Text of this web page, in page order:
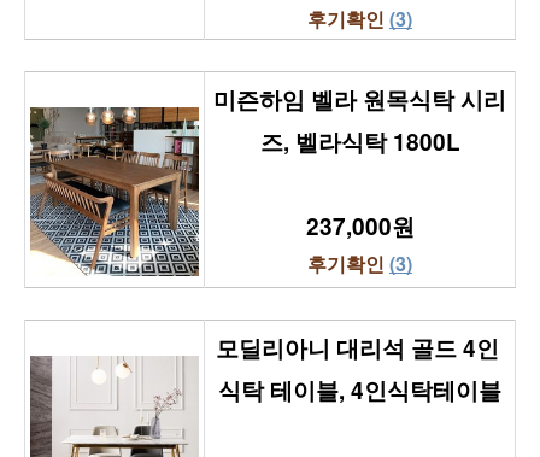
후기확인 (3)
미즌하임 벨라 원목식탁 시리
즈, 벨라식탁 1800L
237,000원
후기확인 (3)
모딜리아니 대리석 골드 4인
식탁 테이블, 4인식탁테이블